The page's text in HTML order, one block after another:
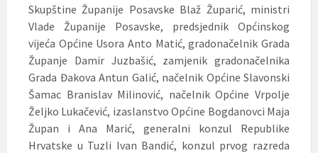
Skupštine Županije Posavske Blaž Župarić, ministri
Vlade Županije Posavske, predsjednik Općinskog
vijeća Općine Usora Anto Matić, gradonačelnik Grada
Županje Damir Juzbašić, zamjenik gradonačelnika
Grada Đakova Antun Galić, načelnik Općine Slavonski
Šamac Branislav Milinović, načelnik Općine Vrpolje
Željko Lukačević, izaslanstvo Općine Bogdanovci Maja
Župan i Ana Marić, generalni konzul Republike
Hrvatske u Tuzli Ivan Bandić, konzul prvog razreda